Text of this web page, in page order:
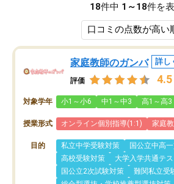
18件中 1～18件を
家庭教師のガンバ 詳し
評価 4.5
対象学年 小1～小6 中1～中3 高1～高3
授業形式 オンライン個別指導(1:1) 家庭
目的 私立中学受験対策
国公立中高
高校受験対策
大学入学共通テ
国公立2次試験対策
難関私立受